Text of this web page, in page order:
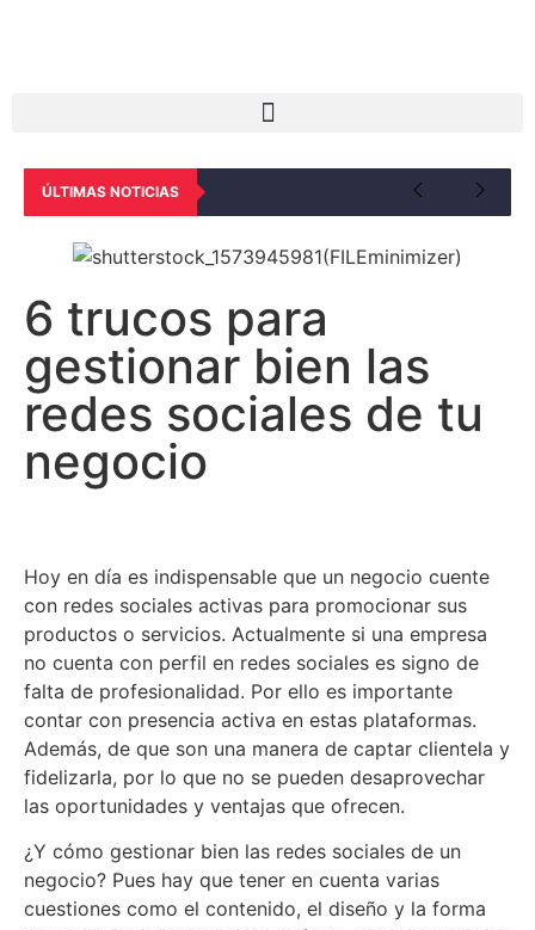
ÚLTIMAS NOTICIAS
6 trucos para
gestionar bien las
redes sociales de tu
negocio
Hoy en día es indispensable que un negocio cuente
con redes sociales activas para promocionar sus
productos o servicios. Actualmente si una empresa
no cuenta con perfil en redes sociales es signo de
falta de profesionalidad. Por ello es importante
contar con presencia activa en estas plataformas.
Además, de que son una manera de captar clientela y
fidelizarla, por lo que no se pueden desaprovechar
las oportunidades y ventajas que ofrecen.
¿Y cómo gestionar bien las redes sociales de un
negocio? Pues hay que tener en cuenta varias
cuestiones como el contenido, el diseño y la forma